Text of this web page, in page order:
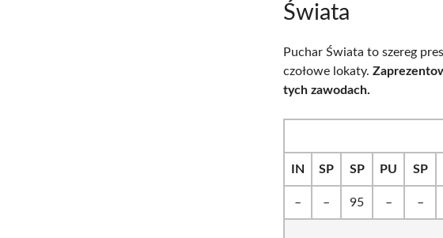
Świata
Puchar Świata to szereg
czołowe lokaty.
tych zawodach.
IN SP SP PU SP
– – 95 – –